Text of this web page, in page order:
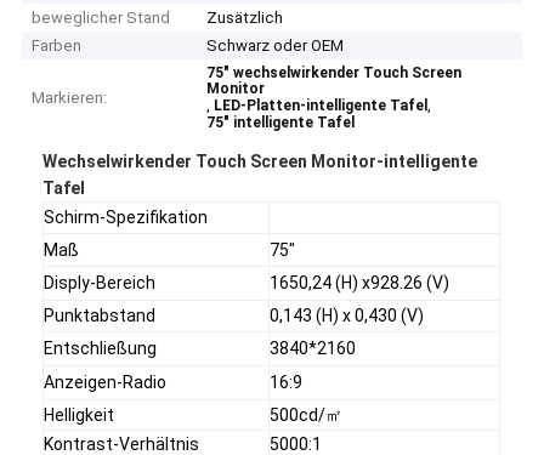
beweglicher Stand
Zusätzlich
Farben
Schwarz oder OEM
Markieren:
75" wechselwirkender Touch Screen
Monitor
, LED-Platten-intelligente Tafel,
75" intelligente Tafel
Wechselwirkender Touch Screen Monitor-intelligente
Tafel
Schirm-Spezifikation
Maß
75"
Disply-Bereich
1650,24 (H) x928.26 (V)
Punktabstand
0,143 (H) x 0,430 (V)
Entschließung
3840*2160
Anzeigen-Radio
16:9
Helligkeit
500cd/㎡
Kontrast-Verhältnis
5000:1